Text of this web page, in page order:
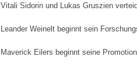
Vitali Sidorin und Lukas Gruszien
Leander Weinelt beginnt sein
Maverick Eilers beginnt seine